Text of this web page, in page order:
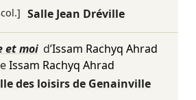
Salle Jean Dréville
et moi d’Issam Rachyq Ahrad
Issam Rachyq Ahrad
des loisirs de Genainville